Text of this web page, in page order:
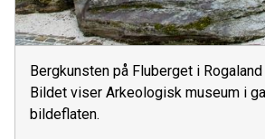
Bergkunsten på Fluberget i
Bildet viser Arkeologisk museum i
bildeflaten.